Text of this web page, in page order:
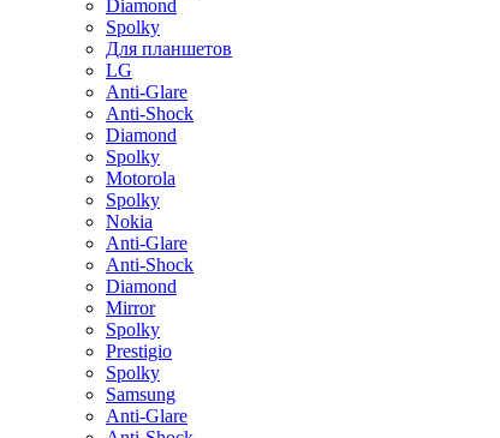
Diamond
Spolky
Для планшетов
LG
Anti-Glare
Anti-Shock
Diamond
Spolky
Motorola
Spolky
Nokia
Anti-Glare
Anti-Shock
Diamond
Mirror
Spolky
Prestigio
Spolky
Samsung
Anti-Glare